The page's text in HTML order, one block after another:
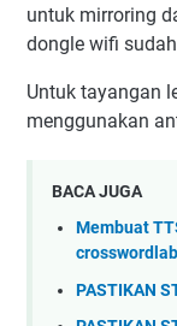
untuk mirroring
dongle wifi
Untuk tayangan
menggunakan
BACA JUGA
Membuat
PASTIKAN